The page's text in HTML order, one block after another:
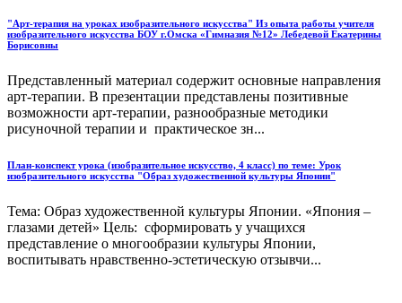
"Арт-терапия на уроках изобразительного искусства" Из опыта работы учителя
изобразительного искусства БОУ г.Омска «Гимназия №12» Лебедевой Екатерины
Борисовны
Представленный материал содержит основные направления
арт-терапии. В презентации представлены позитивные
возможности арт-терапии, разнообразные методики
рисуночной терапии и практическое зн...
План-конспект урока (изобразительное искусство, 4 класс) по теме: Урок
изобразительного искусства "Образ художественной культуры Японии"
Тема: Образ художественной культуры Японии. «Япония –
глазами детей» Цель: сформировать у учащихся
представление о многообразии культуры Японии,
воспитывать нравственно-эстетическую отзывчи...